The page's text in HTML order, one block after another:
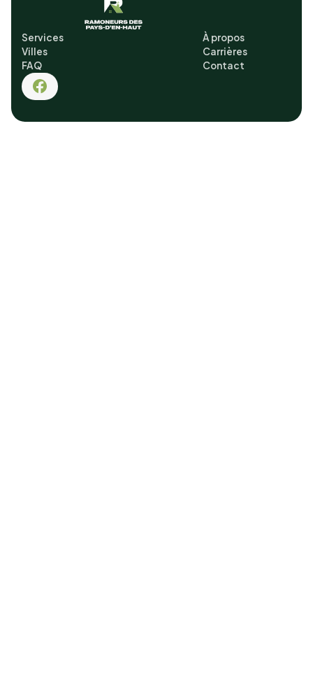
Services
Villes
FAQ
À propos
Carrières
Contact